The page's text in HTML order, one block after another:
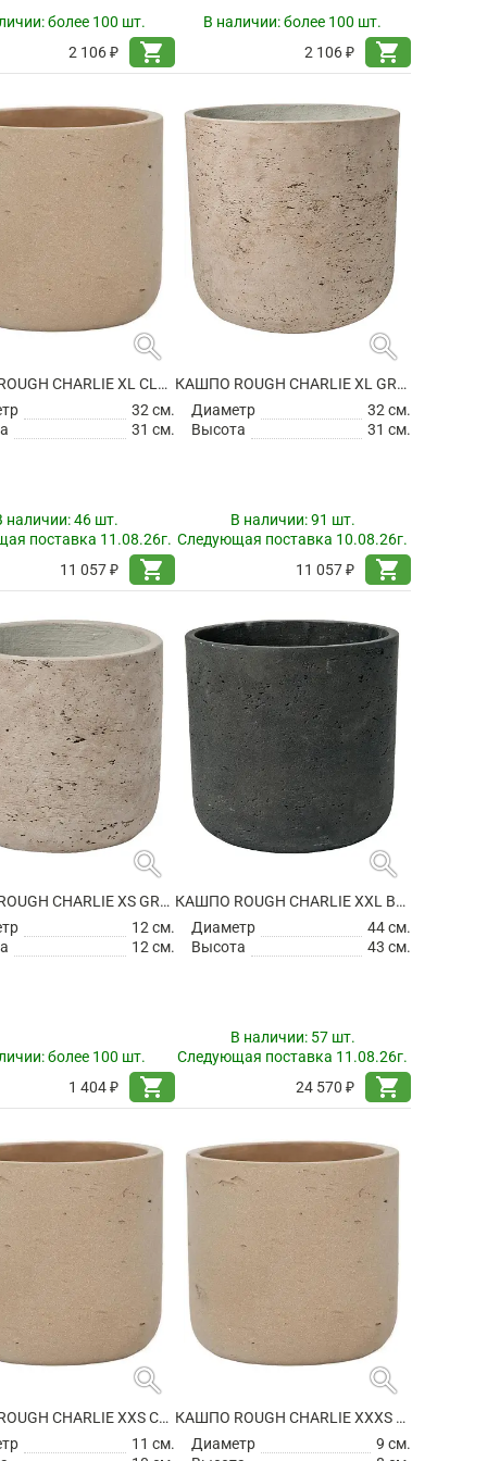
более 100 шт.
2 106 ₽
shopping_cart
В наличии:более 100 шт.
2 106 ₽
shopping_cart
search
КАШПО ROUGH CHARLIE XL CLAY WASHED
32 см.
31 см.
наличии:46 шт.
поставка 11.08.26г.
11 057 ₽
shopping_cart
search
КАШПО ROUGH CHARLIE XL GREY WASHED
Диаметр
32 см.
Высота
31 см.
В наличии:91 шт.
Следующая поставка 10.08.26г.
11 057 ₽
shopping_cart
search
КАШПО ROUGH CHARLIE XS GREY WASHED
12 см.
12 см.
более 100 шт.
1 404 ₽
shopping_cart
search
КАШПО ROUGH CHARLIE XXL BLACK WASHED
Диаметр
44 см.
Высота
43 см.
В наличии: 57 шт.
Следующая поставка 11.08.26г.
24 570 ₽
shopping_cart
search
КАШПО ROUGH CHARLIE XXS CLAY WASHED
11 см.
search
КАШПО ROUGH CHARLIE XXXS CLAY WASHED
Диаметр
9 см.